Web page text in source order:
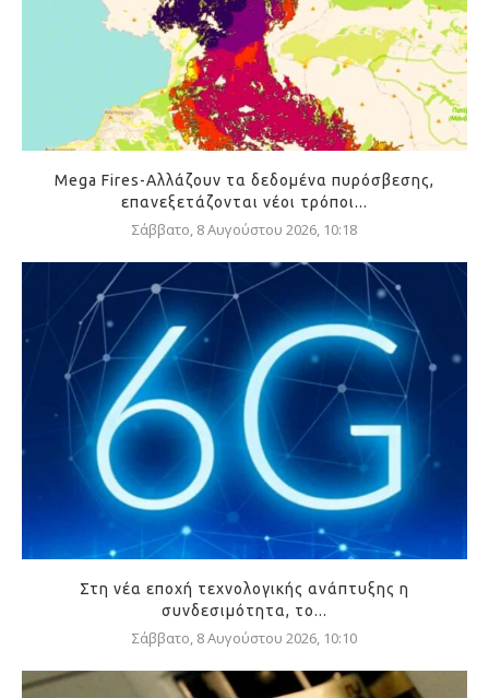
Mega Fires-Αλλάζουν τα δεδομένα πυρόσβεσης,
επανεξετάζονται νέοι τρόποι...
Σάββατο, 8 Αυγούστου 2026, 10:18
Στη νέα εποχή τεχνολογικής ανάπτυξης η
συνδεσιμότητα, το...
Σάββατο, 8 Αυγούστου 2026, 10:10